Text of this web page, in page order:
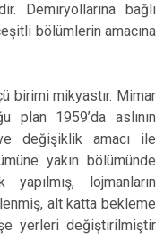
Demiryollarına bağlı
bölümlerin amacına
birimi mikyastır. Mimar
plan 1959’da aslının
değişiklik amacı ile
yakın bölümünde
lojmanların
alt katta bekleme
yerleri değiştirilmiştir